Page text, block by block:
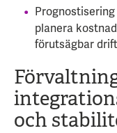
planera
förutsägbar
och